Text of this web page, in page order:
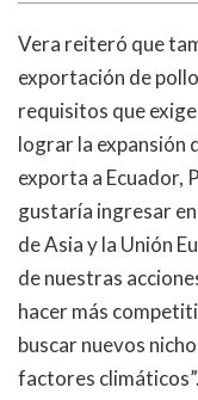
Vera reiteró que
exportación de
requisitos que
lograr la expansión
exporta a Ecuador,
gustaría ingresar
de Asia y la Unión
de nuestras
hacer más
buscar nuevos
factores climáticos”.